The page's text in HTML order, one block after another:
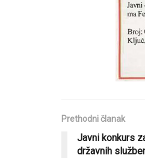
Prethodni članak
Javni konkurs
državnih